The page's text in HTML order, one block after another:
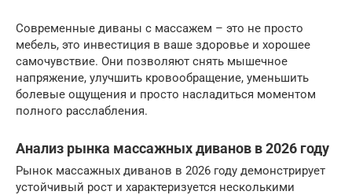
Современные диваны с массажем – это не просто
мебель, это инвестиция в ваше здоровье и хорошее
самочувствие. Они позволяют снять мышечное
напряжение, улучшить кровообращение, уменьшить
болевые ощущения и просто насладиться моментом
полного расслабления.
Анализ рынка массажных диванов в 2026 году
Рынок массажных диванов в 2026 году демонстрирует
устойчивый рост и характеризуется несколькими